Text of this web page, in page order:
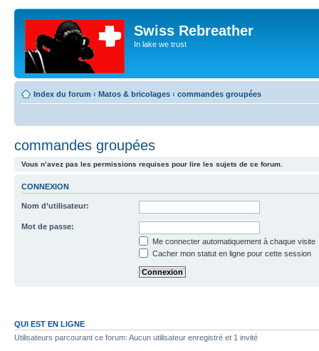
Swiss Rebreather
In lake we trust
Index du forum ‹ Matos & bricolages ‹ commandes groupées
commandes groupées
Vous n’avez pas les permissions requises pour lire les sujets de ce forum.
CONNEXION
Nom d’utilisateur:
Mot de passe:
Me connecter automatiquement à chaque visite
Cacher mon statut en ligne pour cette session
QUI EST EN LIGNE
Utilisateurs parcourant ce forum: Aucun utilisateur enregistré et 1 invité